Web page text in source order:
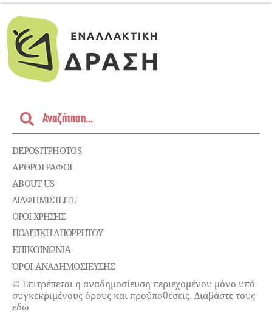
DEPOSITPHOTOS
ΑΡΘΡΟΓΡΑΦΟΙ
ABOUT US
ΔΙΑΦΗΜΙΣΤΕΊΤΕ
ΌΡΟΙ ΧΡΉΣΗΣ
ΠΟΛΙΤΙΚΉ ΑΠΟΡΡΉΤΟΥ
ΕΠΙΚΟΙΝΩΝΊΑ
ΌΡΟΙ ΑΝΑΔΗΜΟΣΙΕΥΣΗΣ
© Επιτρέπεται η αναδημοσίευση περιεχομένου μόνο υπό
συγκεκριμένους όρους και προϋποθέσεις. Διαβάστε τους
εδώ